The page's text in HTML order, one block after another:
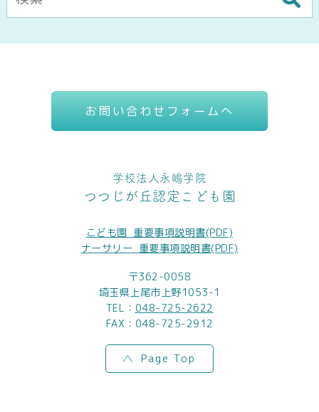
お問い合わせフォームへ
学校法人永嶋学院
つつじが丘認定こども園
こども園_重要事項説明書(PDF)
ナーサリー_重要事項説明書(PDF)
〒362-0058
埼玉県上尾市上野1053-1
TEL： 048-725-2622
FAX：048-725-2912
Page Top